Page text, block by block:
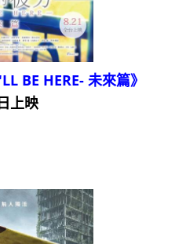
BE HERE- 未來篇》
上映